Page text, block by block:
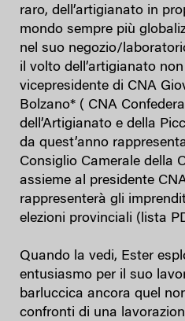
raro, dell’artigianato in
mondo sempre più
nel suo negozio/
il volto dell’artigianato
vicepresidente di CNA
Bolzano* ( CNA
dell’Artigianato e della
da quest’anno
Consiglio Camerale della
assieme al presidente
rappresenterà gli
elezioni provinciali (lista
Quando la vedi, Ester
entusiasmo per il suo
barluccica ancora quel
confronti di una